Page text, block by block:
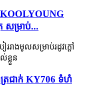
KOOLYOUNG
សម្រាប់...
ៅត្រជាក់ KY706 ទំហំ